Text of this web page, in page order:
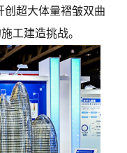
创超大体量褶皱双曲
工建造挑战。